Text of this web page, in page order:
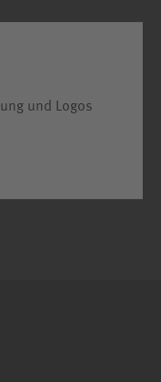
und Logos